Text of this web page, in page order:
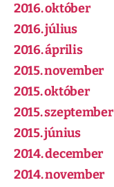
2016. október
2016. július
2016. április
2015. november
2015. október
2015. szeptember
2015. június
2014. december
2014. november